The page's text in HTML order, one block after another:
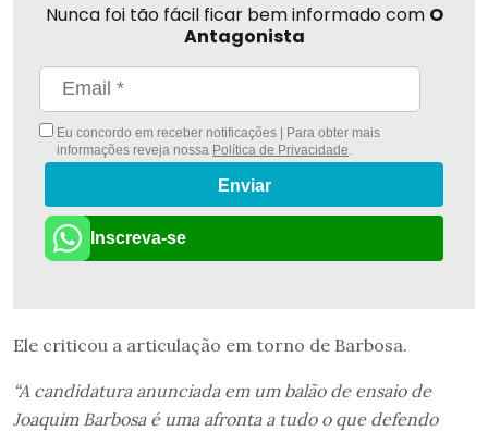
Nunca foi tão fácil ficar bem informado com O
Antagonista
Eu concordo em receber notificações | Para obter mais
informações reveja nossa Política de Privacidade
Enviar
Inscreva-se
Ele criticou a articulação em torno de Barbosa.
“A candidatura anunciada em um balão de ensaio de
Joaquim Barbosa é uma afronta a tudo o que defendo